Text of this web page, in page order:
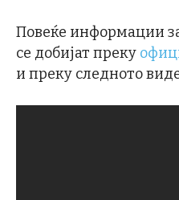
Повеќе информации
се добијат преку
и преку следното